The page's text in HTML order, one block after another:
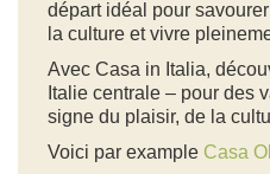
départ idéal pour
la culture et vivre
Avec Casa in Italia,
Italie centrale – pour des
signe du plaisir, de la
Voici par example Casa